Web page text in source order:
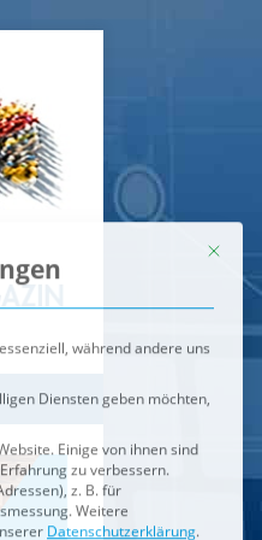
IM BRENNPUNKT
während andere uns
Diensten geben möchten,
zu verbessern.
z. B. für
Weitere
oder anpassen.
erteilt werden
Externe Medien